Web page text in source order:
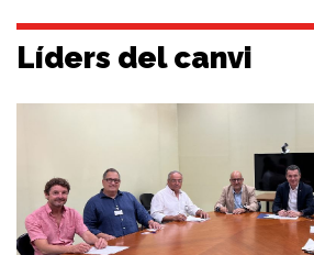
Líders del canvi